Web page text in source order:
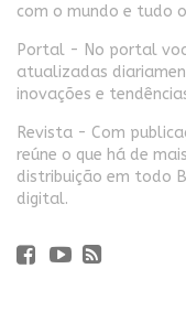
com o mundo e tudo
Portal - No portal
atualizadas
inovações e
Revista - Com
reúne o que há de
distribuição em todo
digital.